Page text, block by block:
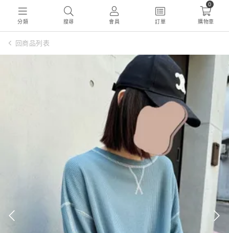
分類 搜尋 會員 訂單
0
購物車
回商品列表